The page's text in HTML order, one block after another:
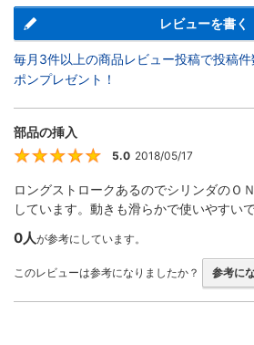
レビューを書く
毎月3件以上の商品レビュー投稿で投稿
ポンプレゼント！
部品の挿入
5.0 2018/05/17
ロングストロークあるのでシリンダのＯ
しています。動きも滑らかで使いやすいで
0人が参考にしています。
このレビューは参考になりましたか？ 参考に